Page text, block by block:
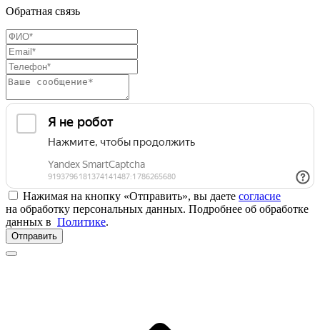
Обратная связь
Нажимая на кнопку «Отправить», вы даете согласие
на обработку персональных данных. Подробнее об обработке
данных в Политике.
Отправить